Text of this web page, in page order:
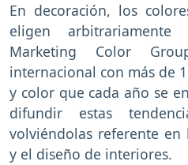
En decoración, los
eligen
Marketing Color
internacional con más de
y color que cada año se
difundir estas
volviéndolas referente
y el diseño de interiores.